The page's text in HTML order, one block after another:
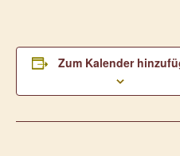
Zum Kalender